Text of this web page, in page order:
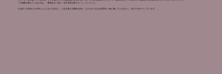
この経験が教えてくれたのは、「勇気ある一歩が、必ず未来を変えていく」ということ。
今は多くの女性たちが同じように心に火を灯し、人生を変える勇気を持ち、心と心がつながる世界を一緒に築いていけるよう、全力でサポートしています。